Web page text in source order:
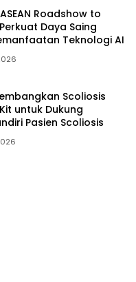
Roadshow to
Daya Saing
Teknologi AI
Scoliosis
untuk Dukung
Pasien Scoliosis